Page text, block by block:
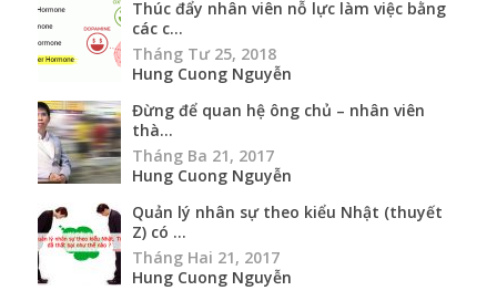
Thúc đẩy nhân viên nỗ lực làm việc bằng
các c...
Tháng Tư 25, 2018
Hung Cuong Nguyễn
Đừng để quan hệ ông chủ – nhân viên
thà...
Tháng Ba 21, 2017
Hung Cuong Nguyễn
Quản lý nhân sự theo kiểu Nhật (thuyết
Z) có ...
Tháng Hai 21, 2017
Hung Cuong Nguyễn